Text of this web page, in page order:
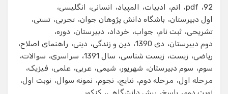
92
pdf اتم ادبیات المپیاد انسانی
انگلیسی
اول دبیرستان
باشگاه دانش پژوهان جوان تجربی تستی
تشریحی ثبت نام جواب خرداد دبیرستان
دوره
دوم دبیرستان
دی 1390 دین و زندگی دینی
راهنمای اصلاح
ریاضی
زیست زیست شناسی سال 1391 سراسری
سوالات
سوم
سوم دبیرستان شهریور شیمی عربی علمی
فیزیک
مرحله اول
مرحله دوم نتایج نجوم نمونه سوال
نوبت اول